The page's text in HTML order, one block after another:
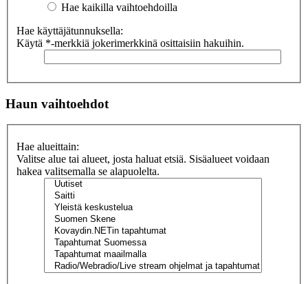
Hae kaikilla vaihtoehdoilla
Hae käyttäjätunnuksella:
Käytä *-merkkiä jokerimerkkinä osittaisiin hakuihin.
Haun vaihtoehdot
Hae alueittain:
Valitse alue tai alueet, josta haluat etsiä. Sisäalueet voidaan
hakea valitsemalla se alapuolelta.